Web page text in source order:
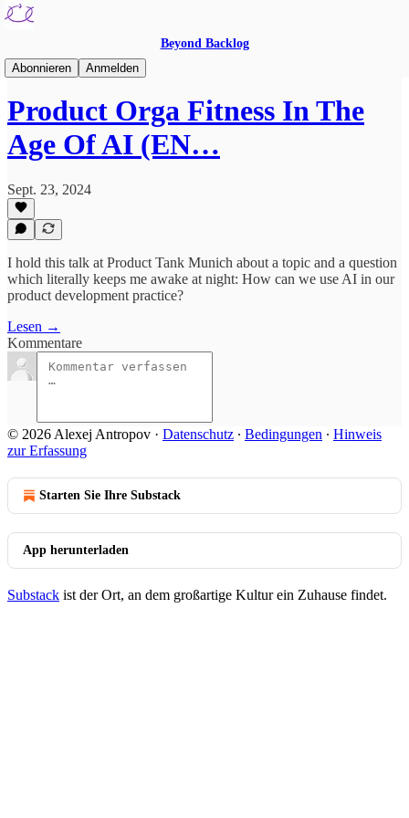
Beyond Backlog
Abonnieren
Anmelden
🇺🇸 English Only
Product Orga Fitness In The
Age Of AI (EN…
Sept. 23, 2024
I hold this talk at Product Tank Munich about a topic and a question
which literally keeps me awake at night: How can we use AI in our
product development practice?
Lesen →
Kommentare
© 2026 Alexej Antropov · Datenschutz ∙ Bedingungen ∙ Hinweis
zur Erfassung
Starten Sie Ihre Substack
App herunterladen
Substack ist der Ort, an dem großartige Kultur ein Zuhause findet.